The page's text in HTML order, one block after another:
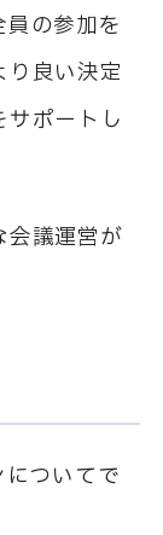
の参加を
良い決定
ポートし
会議運営が
ついてで